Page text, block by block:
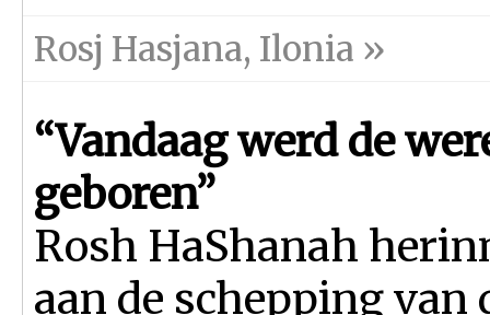
Rosj Hasjana, Ilonia »
“Vandaag werd de
geboren”
Rosh HaShanah
aan de schepping van